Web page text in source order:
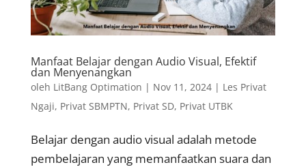
Manfaat Belajar dengan Audio Visual, Efektif
dan Menyenangkan
oleh LitBang Optimation | Nov 11, 2024| Les Privat
Ngaji, Privat SBMPTN, Privat SD, Privat UTBK
Belajar dengan audio visual adalah metode
pembelajaran yang memanfaatkan suara dan